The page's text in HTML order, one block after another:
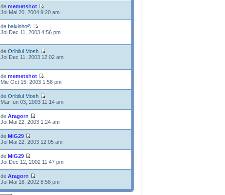
de memetshot
Joi Mai 20, 2004 9:20 am
de baixinho©
Joi Dec 11, 2003 4:56 pm
de Oribilul Mosh
Joi Dec 11, 2003 12:02 am
de memetshot
Mie Oct 15, 2003 1:58 pm
de Oribilul Mosh
Mar Iun 03, 2003 11:14 am
de Aragorn
Joi Mai 22, 2003 1:24 am
de MiG29
Joi Mai 22, 2003 12:05 am
de MiG29
Joi Dec 12, 2002 11:47 pm
de Aragorn
Joi Mai 16, 2002 8:58 pm